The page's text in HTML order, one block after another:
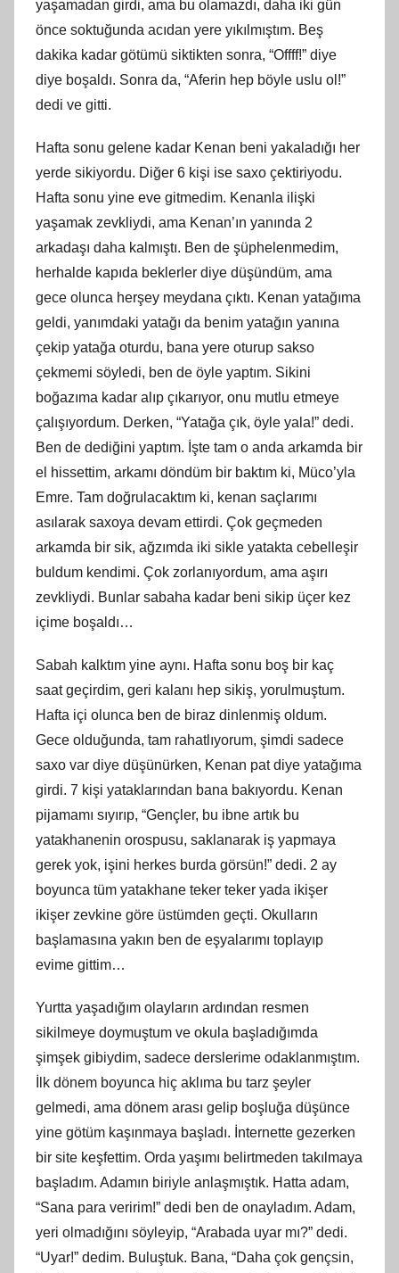
yaşamadan girdi, ama bu olamazdı, daha iki gün
önce soktuğunda acıdan yere yıkılmıştım. Beş
dakika kadar götümü siktikten sonra, “Offff!” diye
diye boşaldı. Sonra da, “Aferin hep böyle uslu ol!”
dedi ve gitti.
Hafta sonu gelene kadar Kenan beni yakaladığı her
yerde sikiyordu. Diğer 6 kişi ise saxo çektiriyodu.
Hafta sonu yine eve gitmedim. Kenanla ilişki
yaşamak zevkliydi, ama Kenan’ın yanında 2
arkadaşı daha kalmıştı. Ben de şüphelenmedim,
herhalde kapıda beklerler diye düşündüm, ama
gece olunca herşey meydana çıktı. Kenan yatağıma
geldi, yanımdaki yatağı da benim yatağın yanına
çekip yatağa oturdu, bana yere oturup sakso
çekmemi söyledi, ben de öyle yaptım. Sikini
boğazıma kadar alıp çıkarıyor, onu mutlu etmeye
çalışıyordum. Derken, “Yatağa çık, öyle yala!” dedi.
Ben de dediğini yaptım. İşte tam o anda arkamda bir
el hissettim, arkamı döndüm bir baktım ki, Müco’yla
Emre. Tam doğrulacaktım ki, kenan saçlarımı
asılarak saxoya devam ettirdi. Çok geçmeden
arkamda bir sik, ağzımda iki sikle yatakta cebelleşir
buldum kendimi. Çok zorlanıyordum, ama aşırı
zevkliydi. Bunlar sabaha kadar beni sikip üçer kez
içime boşaldı…
Sabah kalktım yine aynı. Hafta sonu boş bir kaç
saat geçirdim, geri kalanı hep sikiş, yorulmuştum.
Hafta içi olunca ben de biraz dinlenmiş oldum.
Gece olduğunda, tam rahatlıyorum, şimdi sadece
saxo var diye düşünürken, Kenan pat diye yatağıma
girdi. 7 kişi yataklarından bana bakıyordu. Kenan
pijamamı sıyırıp, “Gençler, bu ibne artık bu
yatakhanenin orospusu, saklanarak iş yapmaya
gerek yok, işini herkes burda görsün!” dedi. 2 ay
boyunca tüm yatakhane teker teker yada ikişer
ikişer zevkine göre üstümden geçti. Okulların
başlamasına yakın ben de eşyalarımı toplayıp
evime gittim…
Yurtta yaşadığım olayların ardından resmen
sikilmeye doymuştum ve okula başladığımda
şimşek gibiydim, sadece derslerime odaklanmıştım.
İlk dönem boyunca hiç aklıma bu tarz şeyler
gelmedi, ama dönem arası gelip boşluğa düşünce
yine götüm kaşınmaya başladı. İnternette gezerken
bir site keşfettim. Orda yaşımı belirtmeden takılmaya
başladım. Adamın biriyle anlaşmıştık. Hatta adam,
“Sana para veririm!” dedi ben de onayladım. Adam,
yeri olmadığını söyleyip, “Arabada uyar mı?” dedi.
“Uyar!” dedim. Buluştuk. Bana, “Daha çok gençsin,